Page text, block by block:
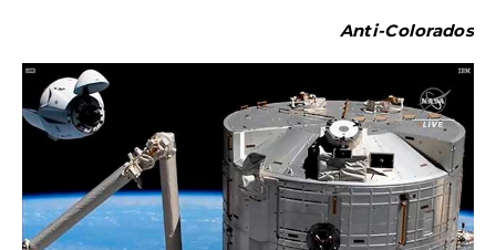
Anti-Colorados